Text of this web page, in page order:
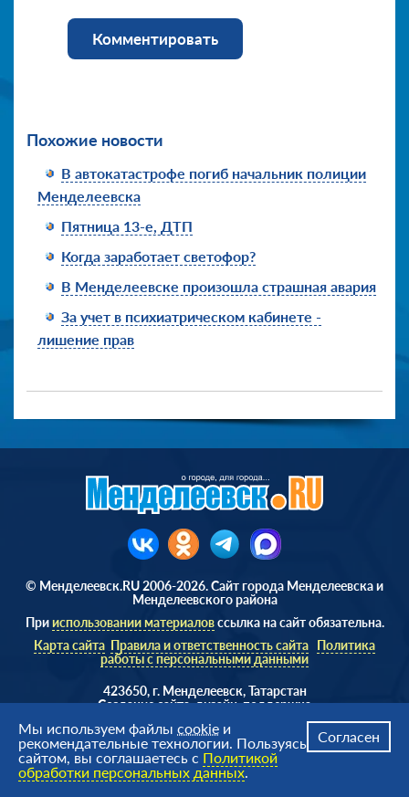
Комментировать
Похожие новости
В автокатастрофе погиб начальник полиции
Менделеевска
Пятница 13-е, ДТП
Когда заработает светофор?
В Менделеевске произошла страшная авария
За учет в психиатрическом кабинете -
лишение прав
© Менделеевск.RU 2006-2026. Сайт города Менделеевска и
Менделеевского района
Прииспользовании материаловссылка на сайт обязательна.
Карта сайта Правила и ответственность сайта Политика
работы с персональными данными
423650, г. Менделеевск, Татарстан
Cоздание сайта, дизайн, поддержка
Мы используем файлы cookie и
рекомендательные технологии. Пользуясь
сайтом, вы соглашаетесь с Политикой
обработки персональных данных.
Согласен